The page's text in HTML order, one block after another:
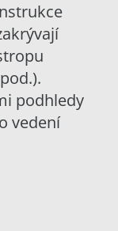
podhledy
vedení